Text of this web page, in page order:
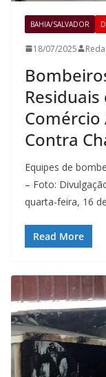
BAHIA/SALVADOR
18/07/2025
Comércio
Contra
Equipes de
– Foto:
quarta-feira, 16
Read More